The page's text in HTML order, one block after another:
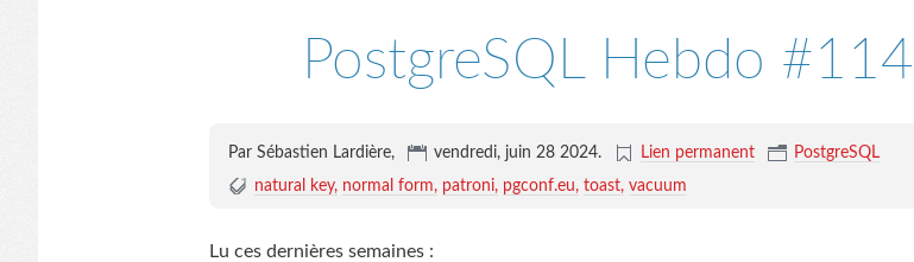
PostgreSQL Hebdo #114
Par Sébastien Lardière, vendredi, juin 28 2024. Lien permanent
PostgreSQL
natural key normal form patroni pgconf.eu toast vacuum
Lu ces dernières semaines :